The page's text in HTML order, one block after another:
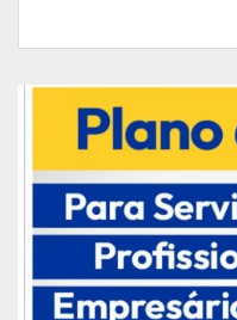
do Rio Branco, a
a memória da
respeitada.
A praça será um
novo centro
quiosques,
ônibus, a
comodidade para